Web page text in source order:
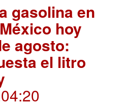
gasolina en
hoy
agosto:
el litro